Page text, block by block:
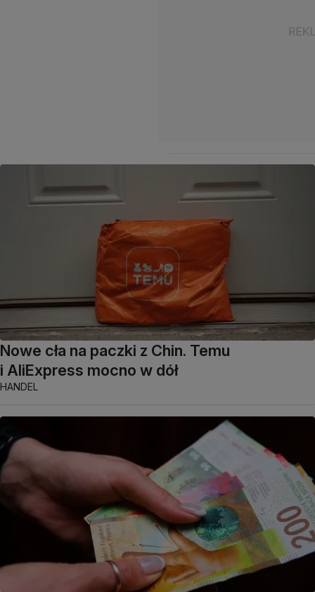
Nowe cła na paczki z Chin. Temu
i AliExpress mocno w dół
HANDEL